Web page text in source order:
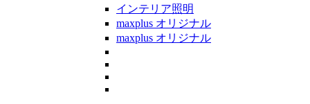
インテリア照明
maxplus オリジナル
maxplus オリジナル